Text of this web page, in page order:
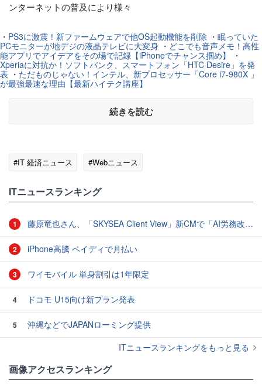
ンターネットの普及により様々
・ PS3に激震！新ファームウェアで他OS起動機能を削除 ・ 眠っていた
PCモニターが地デジの液晶テレビに大変身 ・ どこでも音声メモ！高性
能アプリでアイデアをその場で記録【iPhoneでチャンス掴め】
・
Xperiaに対抗か！ソフトバンク、スマートフォン「HTC Desire」を発
表 ・ ただものじゃない！インテル、新プロセッサー「Core i7-980X 」
が最強最速な理由【最新ハイテク講座】
続きを読む
#IT 経済ニュース #Webニュース
ITニュースランキング
1 藤原竜也さん、「SKYSEA Client View」新CMで「AI労務改善」をアピール 働き方をAIが分析したら「すぐに休んで」と言われる？
2 iPhone高騰 ペイディで月払い
3 ワイモバイル 単身割引は1年限定
4 ドコモ U15向け新プラン発表
5
沖縄などでJAPANローミング提供
ITニュースランキングをもっと見る
画像アクセスランキング